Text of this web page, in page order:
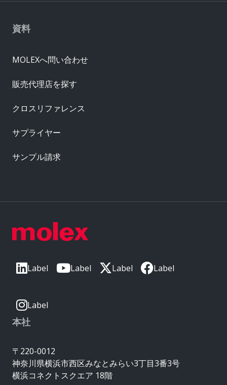
Label Label Label Label
Label
本社
〒220-0012
神奈川県横浜市西区みなとみらい3丁目3番3号
横浜コネクトスクエア 18階
資料
MOLEXへ問い合わせ
販売代理店を探す
クロスリファレンス
サプライヤー
サンプル請求